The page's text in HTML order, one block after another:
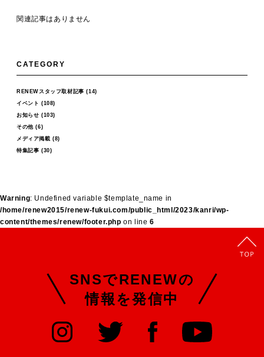
関連記事はありません
CATEGORY
RENEWスタッフ取材記事 (14)
イベント (108)
お知らせ (103)
その他(6)
メディア掲載 (8)
特集記事 (30)
Warning: Undefined variable $template_name in
/home/renew2015/renew-fukui.com/public_html/2023/kanri/wp-
content/themes/renew/footer.php on line 6
SNSでRENEWの
情報を発信中